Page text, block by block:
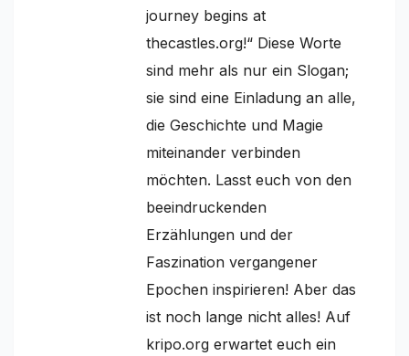
journey begins at
thecastles.org!“ Diese Worte
sind mehr als nur ein Slogan;
sie sind eine Einladung an alle,
die Geschichte und Magie
miteinander verbinden
möchten. Lasst euch von den
beeindruckenden
Erzählungen und der
Faszination vergangener
Epochen inspirieren! Aber das
ist noch lange nicht alles! Auf
kripo.org erwartet euch ein